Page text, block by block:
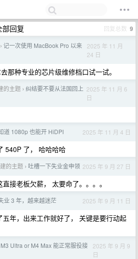
部回复 回复总数 9
› 记一次使用 MacBook Pro 以来
2025 年 11 月
24 日
那种专业的芯片级维修档口试一试。
的主题 › 纠结要不要从法国回上 2025 年 11 月 6
日
道 1080p 也能开 HiDPI 2025 年 11 月 4 日
540P 了， 哈哈哈哈
的主题 › 吐槽一下失业金申领 2025 年 9 月 27 日
接老板欠薪， 太要命了。。。。
业 3 年，越来越迷茫 2025 年 9 月 11 日
年，出来工作就好了， 关键是要行动起
M3 Ultra or M4 Max 能正常服役接
2025 年 9 月 9
日